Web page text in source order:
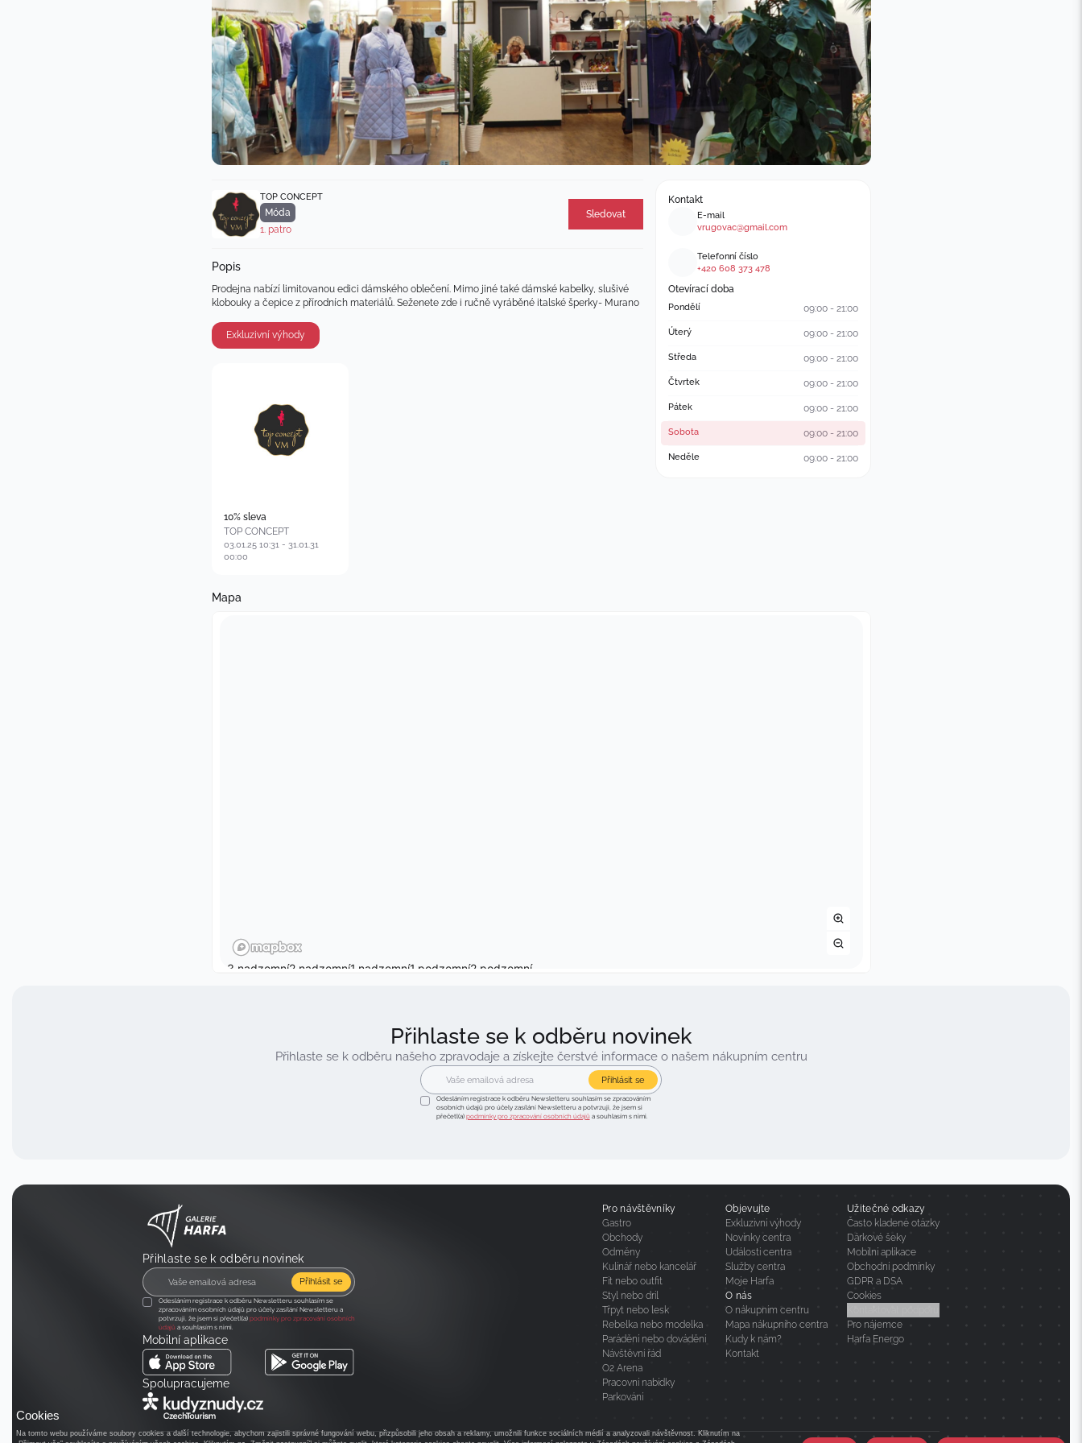
Cookies
Na tomto webu používáme soubory cookies a další technologie, abychom zajistili správné fungování webu, přizpůsobili jeho obsah a reklamy, umožnili funkce sociálních médií a analyzovali návštěvnost. Kliknutím na
TOP CONCEPT
Móda
1. patro
Sledovat
Popis
Prodejna nabízí limitovanou edici dámského oblečení. Mimo jiné také dámské kabelky, slušivé
klobouky a čepice z přírodních materiálů. Seženete zde i ručně vyráběné italské šperky- Murano
Exkluzivní výhody
10% sleva
TOP CONCEPT
03.01.25 10:31 - 31.01.31
00:00
Kontakt
E-mail
vrugovac@gmail.com
Telefonní číslo
+420 608 373 478
Otevírací doba
Pondělí 09:00 - 21:00
Úterý 09:00 - 21:00
Středa 09:00 - 21:00
Čtvrtek 09:00 - 21:00
Pátek 09:00 - 21:00
Sobota 09:00 - 21:00
Neděle 09:00 - 21:00
Mapa
Přihlaste se k odběru novinek
Přihlaste se k odběru našeho zpravodaje a získejte čerstvé informace o našem nákupním centru
Přihlásit se
Odesláním registrace k odběru Newsletteru souhlasím se zpracováním
osobních údajů pro účely zasílání Newsletteru a potvrzuji, že jsem si
přečetl(a) podmínky pro zpracování osobních údajůa souhlasím s nimi.
Přihlaste se k odběru novinek
Přihlásit se
Odesláním registrace k odběru Newsletteru souhlasím se
zpracováním osobních údajů pro účely zasílání Newsletteru a
potvrzuji, že jsem si přečetl(a) podmínky pro zpracování osobních
údajů a souhlasím s nimi.
Mobilní aplikace
Spolupracujeme
Pro návštěvníky
Gastro
Obchody
Odměny
Kulinář nebo kancelář
Fit nebo outfit
Styl nebo dril
Třpyt nebo lesk
Rebelka nebo modelka
Parádění nebo dovádění
Návštěvní řád
O2 Arena
Pracovní nabídky
Parkování
Objevujte
Exkluzivní výhody
Novinky centra
Události centra
Služby centra
Moje Harfa
O nás
O nákupním centru
Mapa nákupního centra
Kudy k nám?
Kontakt
Užitečné odkazy
Často kladené otázky
Dárkové šeky
Mobilní aplikace
Obchodní podmínky
GDPR a DSA
Cookies
Pro nájemce
Harfa Energo